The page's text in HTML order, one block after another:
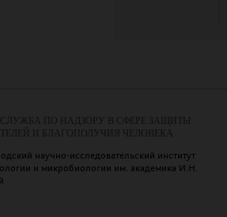
СЛУЖБА ПО НАДЗОРУ В СФЕРЕ ЗАЩИТЫ
И БЛАГОПОЛУЧИЯ ЧЕЛОВЕКА
научно-исследовательский институт
и микробиологии им. академика И.Н.